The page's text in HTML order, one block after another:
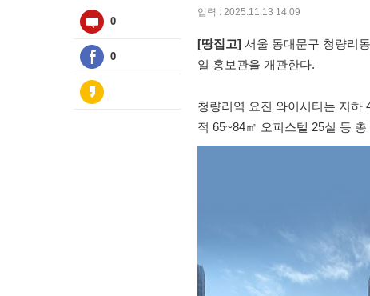
0
0
입력 : 2025.11.13 14:09
[땅집고] 서울 동대문구 청량리
일 홍보관을 개관한다.
청량리역 요진 와이시티는 지하
적 65~84㎡ 오피스텔 25실 등